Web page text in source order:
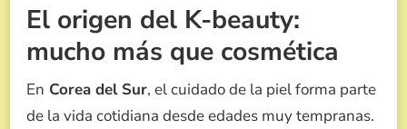
El origen del K-beauty:
mucho más que cosmética
En Corea del Sur, el cuidado de la piel forma parte
de la vida cotidiana desde edades muy tempranas.